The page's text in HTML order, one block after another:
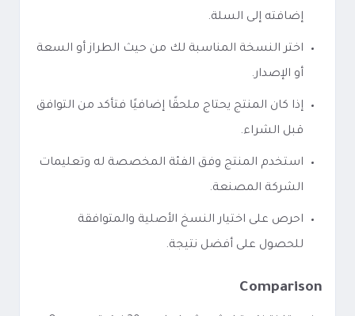
إضافته إلى السلة.
اختر النسخة المناسبة لك من حيث الطراز أو السعة
أو الإصدار.
إذا كان المنتج يحتاج ملحقًا إضافيًا فتأكد من التوافق
قبل الشراء.
استخدم المنتج وفق الفئة المخصصة له وتعليمات
الشركة المصنعة.
احرص على اختيار النسخ الأصلية والمتوافقة
للحصول على أفضل نتيجة.
Comparison